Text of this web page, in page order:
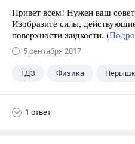
Привет всем! Нужен ваш
Изобразите силы,
поверхности жидкости. (
5 сентября 2017
ГДЗ Физика
1 ответ